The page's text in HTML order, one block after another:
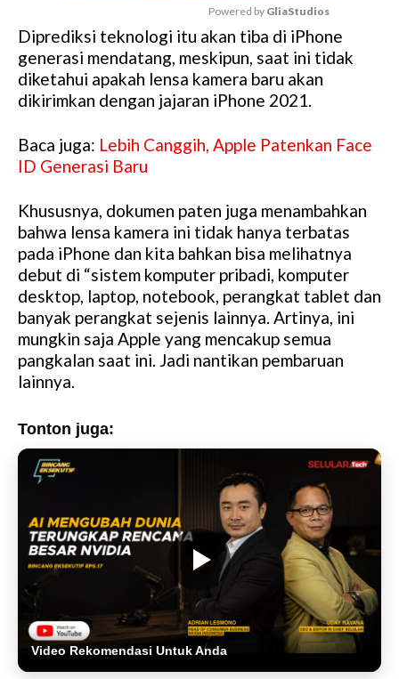
M
u
t
e
Powered by GliaStudios
Diprediksi teknologi itu akan tiba di iPhone
generasi mendatang, meskipun, saat ini tidak
diketahui apakah lensa kamera baru akan
dikirimkan dengan jajaran iPhone 2021.
Baca juga: Lebih Canggih, Apple Patenkan Face
ID Generasi Baru
Khususnya, dokumen paten juga menambahkan
bahwa lensa kamera ini tidak hanya terbatas
pada iPhone dan kita bahkan bisa melihatnya
debut di “sistem komputer pribadi, komputer
desktop, laptop, notebook, perangkat tablet dan
banyak perangkat sejenis lainnya. Artinya, ini
mungkin saja Apple yang mencakup semua
pangkalan saat ini. Jadi nantikan pembaruan
lainnya.
Tonton juga:
Video Rekomendasi Untuk Anda